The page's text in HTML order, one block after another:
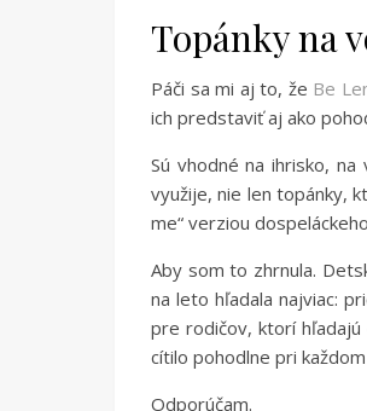
Topánky na
Páči sa mi aj to, že Be
ich predstaviť aj ako
Sú vhodné na ihrisko,
využije, nie len topánky,
me“ verziou
Aby som to zhrnula.
na leto hľadala najviac:
pre rodičov, ktorí
cítilo pohodlne pri
Odporúčam.